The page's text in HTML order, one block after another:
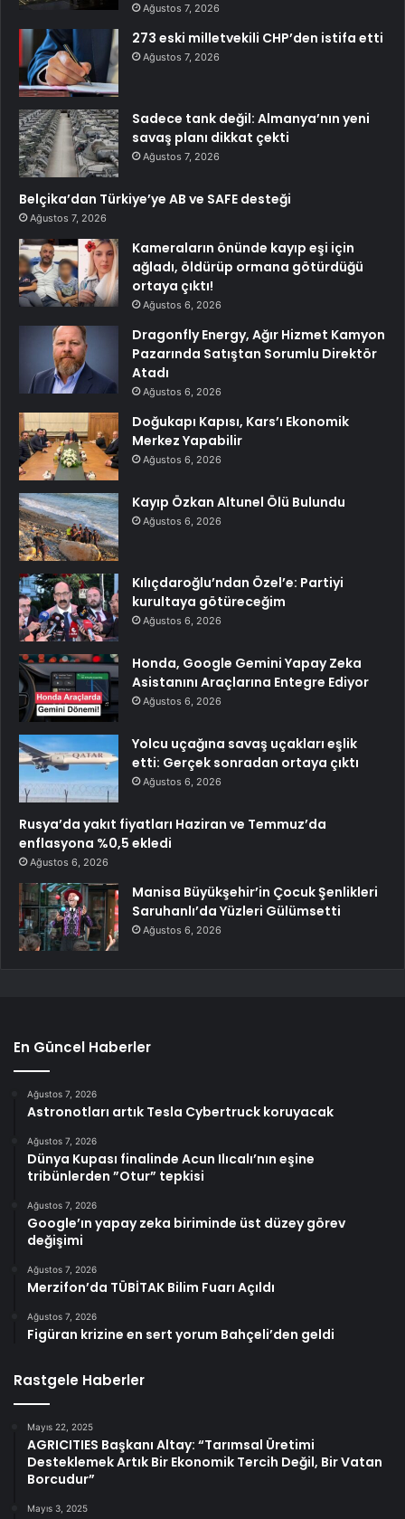
Ağustos 7, 2026
273 eski milletvekili CHP’den istifa etti
Ağustos 7, 2026
Sadece tank değil: Almanya’nın yeni
savaş planı dikkat çekti
Ağustos 7, 2026
Belçika’dan Türkiye’ye AB ve SAFE desteği
Ağustos 7, 2026
Kameraların önünde kayıp eşi için
ağladı, öldürüp ormana götürdüğü
ortaya çıktı!
Ağustos 6, 2026
Dragonfly Energy, Ağır Hizmet Kamyon
Pazarında Satıştan Sorumlu Direktör
Atadı
Ağustos 6, 2026
Doğukapı Kapısı, Kars’ı Ekonomik
Merkez Yapabilir
Ağustos 6, 2026
Kayıp Özkan Altunel Ölü Bulundu
Ağustos 6, 2026
Kılıçdaroğlu’ndan Özel’e: Partiyi
kurultaya götüreceğim
Ağustos 6, 2026
Honda, Google Gemini Yapay Zeka
Asistanını Araçlarına Entegre Ediyor
Ağustos 6, 2026
Yolcu uçağına savaş uçakları eşlik
etti: Gerçek sonradan ortaya çıktı
Ağustos 6, 2026
Rusya’da yakıt fiyatları Haziran ve Temmuz’da
enflasyona %0,5 ekledi
Ağustos 6, 2026
Manisa Büyükşehir’in Çocuk Şenlikleri
Saruhanlı’da Yüzleri Gülümsetti
Ağustos 6, 2026
En Güncel Haberler
Ağustos 7, 2026
Astronotları artık Tesla Cybertruck koruyacak
Ağustos 7, 2026
Dünya Kupası finalinde Acun Ilıcalı’nın eşine
tribünlerden ”Otur” tepkisi
Ağustos 7, 2026
Google’ın yapay zeka biriminde üst düzey görev
değişimi
Ağustos 7, 2026
Merzifon’da TÜBİTAK Bilim Fuarı Açıldı
Ağustos 7, 2026
Figüran krizine en sert yorum Bahçeli’den geldi
Rastgele Haberler
Mayıs 22, 2025
AGRICITIES Başkanı Altay: “Tarımsal Üretimi
Desteklemek Artık Bir Ekonomik Tercih Değil, Bir Vatan
Borcudur”
Mayıs 3, 2025